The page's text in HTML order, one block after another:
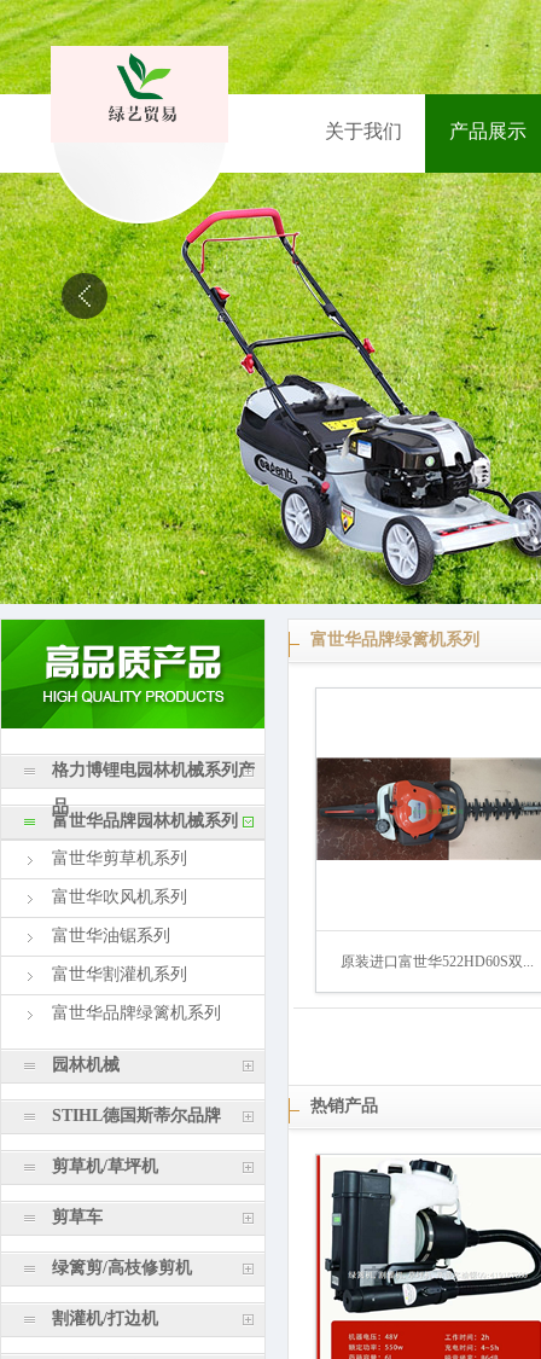
关于我们 产品展示
格力博锂电园林机械系列产
品
富世华品牌园林机械系列
富世华剪草机系列
富世华吹风机系列
富世华油锯系列
富世华割灌机系列
富世华品牌绿篱机系列
园林机械
STIHL德国斯蒂尔品牌
剪草机/草坪机
剪草车
绿篱剪/高枝修剪机
割灌机/打边机
富世华品牌绿篱机系列
原装进口富世华522HD60S双...
热销产品